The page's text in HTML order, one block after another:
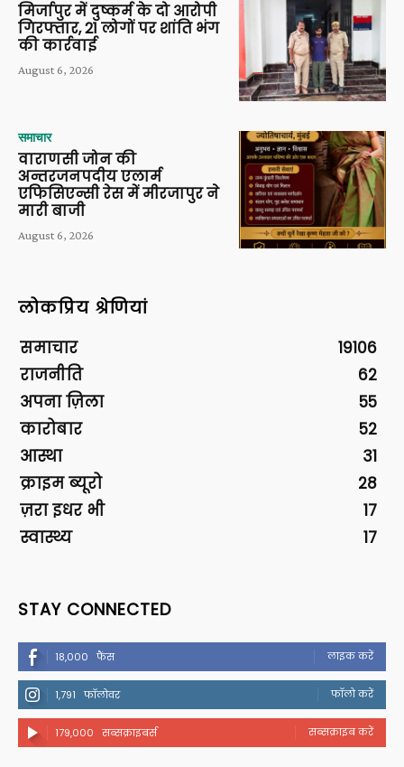
मिर्जापुर में दुष्कर्म के दो आरोपी
गिरफ्तार, 21 लोगों पर शांति भंग
की कार्रवाई
August 6, 2026
समाचार
वाराणसी जोन की
अन्तरजनपदीय एलार्म
एफिसिएन्सी रेस में मीरजापुर ने
मारी बाजी
August 6, 2026
लोकप्रिय श्रेणियां
समाचार
19106
राजनीति
62
अपना ज़िला
55
कारोबार
52
आस्था
31
क्राइम ब्यूरो
28
ज़रा इधर भी
17
स्वास्थ्य
17
STAY CONNECTED
18,000 फैंस लाइक करें
1,791 फॉलोवर फॉलो करें
179,000 सब्सक्राइबर्स सब्सक्राइब करें